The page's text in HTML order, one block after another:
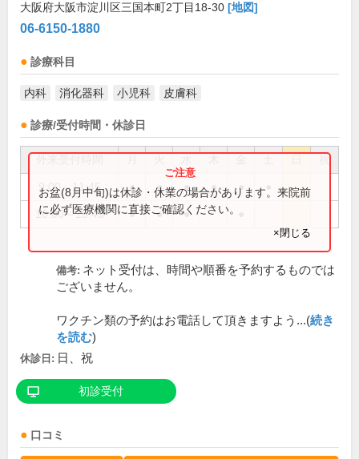
大阪府大阪市淀川区三国本町2丁目18-30 [地図]
06-6150-1880
診療科目
内科 消化器科 小児科 皮膚科
診療/受付時間・休診日
祝
9:00～11:45 ● ● ● ● ●
16:00～18:45 ● ● ●
お盆(8月中旬)は休診・休業の場合があります。来院前
に必ず医療機関に直接ご確認ください。
×閉じる
備考: ネット受付は、時間や順番を予約するものでは
ございません。
ワクチン類の予約はお電話して頂きますよう...(続き
を読む)
休診日: 日、祝
初診受付
口コミ